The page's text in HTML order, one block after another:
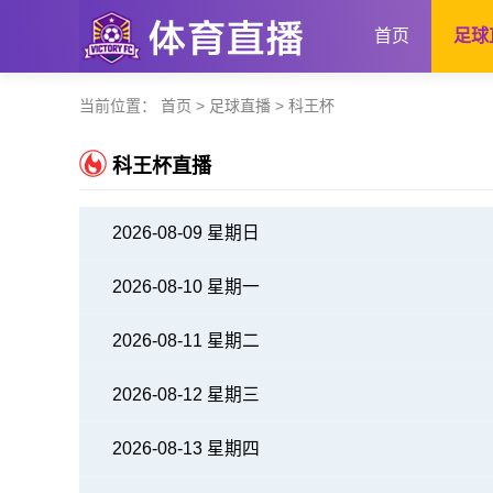
首页 足
当前位置： 首页 > 足球直播 > 科王杯
科王杯直播
2026-08-09 星期日
2026-08-10 星期一
2026-08-11 星期二
2026-08-12 星期三
2026-08-13 星期四